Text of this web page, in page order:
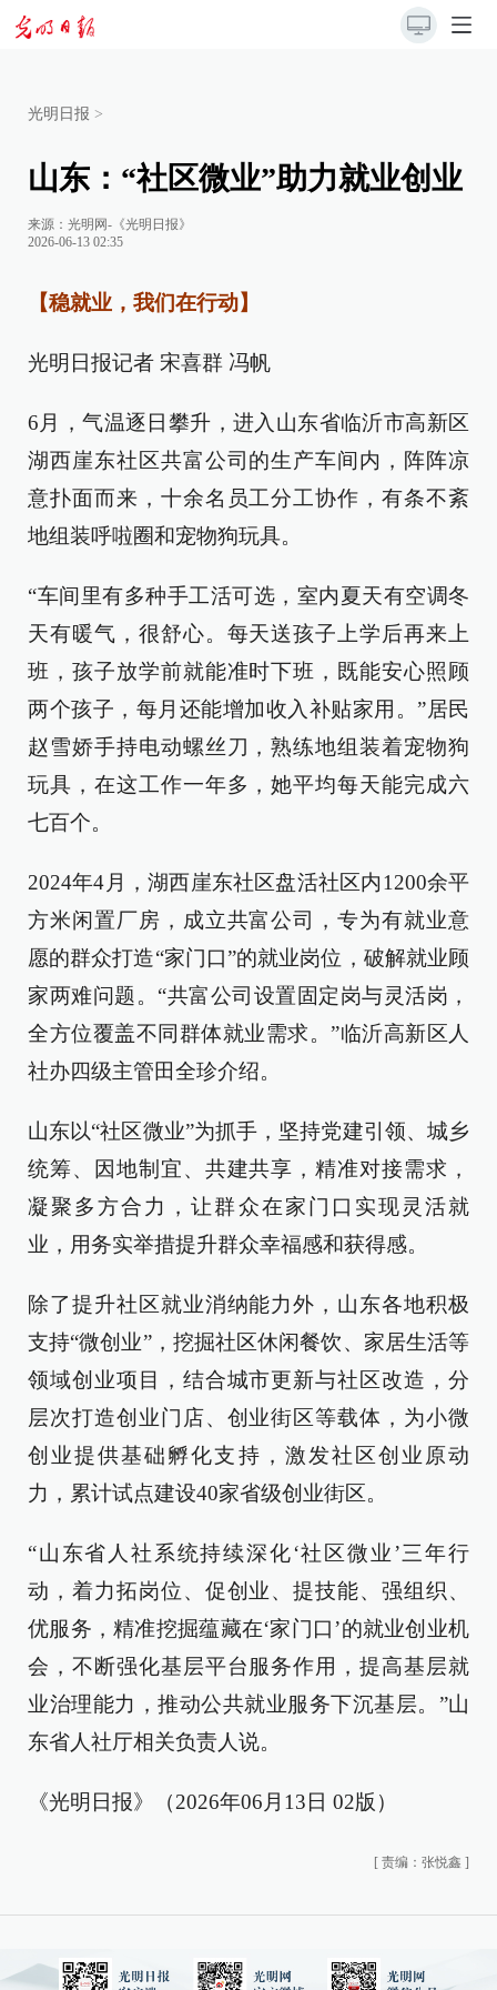
光明日报 >
山东：“社区微业”助力就业创业
来源： 光明网-《光明日报》
2026-06-13 02:35
【稳就业，我们在行动】
光明日报记者 宋喜群 冯帆
6月，气温逐日攀升，进入山东省临沂市高新区
湖西崖东社区共富公司的生产车间内，阵阵凉
意扑面而来，十余名员工分工协作，有条不紊
地组装呼啦圈和宠物狗玩具。
“车间里有多种手工活可选，室内夏天有空调冬
天有暖气，很舒心。每天送孩子上学后再来上
班，孩子放学前就能准时下班，既能安心照顾
两个孩子，每月还能增加收入补贴家用。”居民
赵雪娇手持电动螺丝刀，熟练地组装着宠物狗
玩具，在这工作一年多，她平均每天能完成六
七百个。
2024年4月，湖西崖东社区盘活社区内1200余平
方米闲置厂房，成立共富公司，专为有就业意
愿的群众打造“家门口”的就业岗位，破解就业顾
家两难问题。“共富公司设置固定岗与灵活岗，
全方位覆盖不同群体就业需求。”临沂高新区人
社办四级主管田全珍介绍。
山东以“社区微业”为抓手，坚持党建引领、城乡
统筹、因地制宜、共建共享，精准对接需求，
凝聚多方合力，让群众在家门口实现灵活就
业，用务实举措提升群众幸福感和获得感。
除了提升社区就业消纳能力外，山东各地积极
支持“微创业”，挖掘社区休闲餐饮、家居生活等
领域创业项目，结合城市更新与社区改造，分
层次打造创业门店、创业街区等载体，为小微
创业提供基础孵化支持，激发社区创业原动
力，累计试点建设40家省级创业街区。
“山东省人社系统持续深化‘社区微业’三年行
动，着力拓岗位、促创业、提技能、强组织、
优服务，精准挖掘蕴藏在‘家门口’的就业创业机
会，不断强化基层平台服务作用，提高基层就
业治理能力，推动公共就业服务下沉基层。”山
东省人社厅相关负责人说。
《光明日报》（2026年06月13日 02版）
[ 责编：张悦鑫 ]